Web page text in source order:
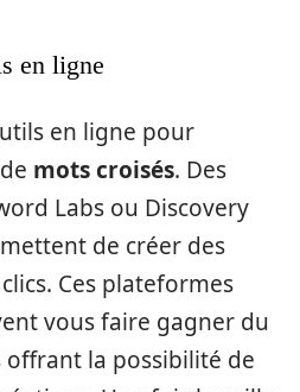
en ligne
en ligne pour
mots croisés. Des
Labs ou Discovery
de créer des
Ces plateformes
vous faire gagner du
la possibilité de